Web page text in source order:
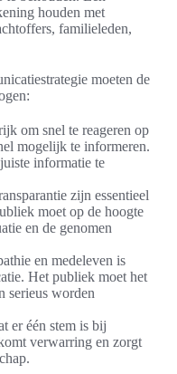
houden met
familieleden,
moeten de
om snel te reageren op
mogelijk te informeren.
informatie te
zijn essentieel
moet op de hoogte
en de genomen
en medeleven is
Het publiek moet het
serieus worden
er één stem is bij
verwarring en zorgt